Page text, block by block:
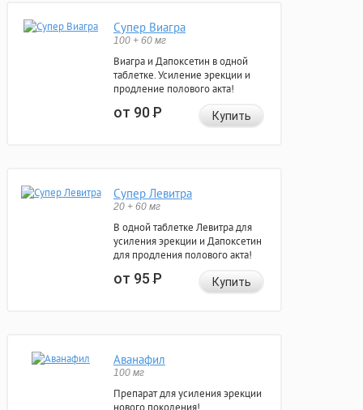
Супер Виагра
100 + 60 мг
Виагра и Дапоксетин в одной
таблетке. Усиление эрекции и
продление полового акта!
от 90Р Купить
Супер Левитра
20 + 60 мг
В одной таблетке Левитра для
усиления эрекции и Дапоксетин
для продления полового акта!
от 95Р Купить
Аванафил
100 мг
Препарат для усиления эрекции